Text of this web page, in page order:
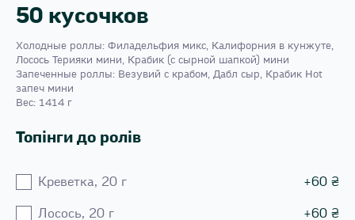
50 кусочков
Холодные роллы: Филадельфия микс, Калифорния в кунжуте,
Лосось Терияки мини, Крабик (с сырной шапкой) мини
Запеченные роллы: Везувий с крабом, Дабл сыр, Крабик Hot
запеч мини
Вес: 1414 г
Топінги до ролів
Креветка, 20 г +60 ₴
Лосось, 20 г +60 ₴